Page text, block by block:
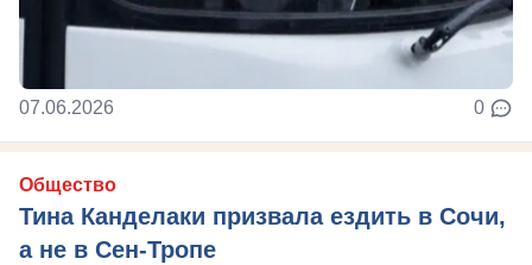
07.06.2026 0
Общество
Тина Канделаки призвала ездить в Сочи,
а не в Сен-Тропе